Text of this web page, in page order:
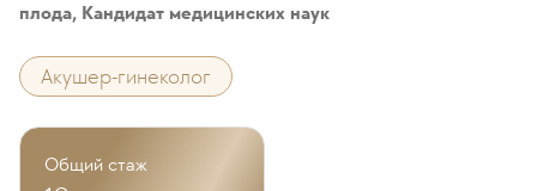
плода, Кандидат медицинских наук
Акушер-гинеколог
Общий стаж